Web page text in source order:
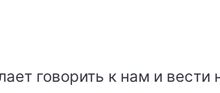
говорить к нам и вести